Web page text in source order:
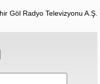
Göl Radyo Televizyonu A.Ş.